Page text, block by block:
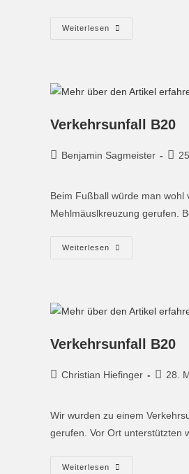
Weiterlesen
Verkehrsunfall B20
Benjamin Sagmeister
Beim Fußball würde man wohl
Mehlmäuslkreuzung gerufen.
Weiterlesen
Verkehrsunfall B20
Christian Hiefinger 28.
Wir wurden zu einem
gerufen. Vor Ort unterstützten
Weiterlesen